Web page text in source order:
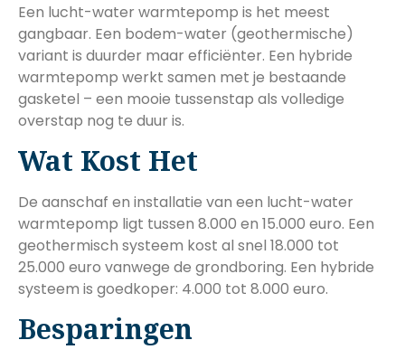
Een lucht-water warmtepomp is het meest
gangbaar. Een bodem-water (geothermische)
variant is duurder maar efficiënter. Een hybride
warmtepomp werkt samen met je bestaande
gasketel – een mooie tussenstap als volledige
overstap nog te duur is.
Wat Kost Het
De aanschaf en installatie van een lucht-water
warmtepomp ligt tussen 8.000 en 15.000 euro. Een
geothermisch systeem kost al snel 18.000 tot
25.000 euro vanwege de grondboring. Een hybride
systeem is goedkoper: 4.000 tot 8.000 euro.
Besparingen